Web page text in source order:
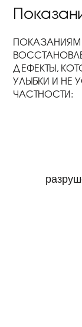
ДЕФЕКТЫ,
УЛЫБКИ И НЕ
ЧАСТНОСТИ: